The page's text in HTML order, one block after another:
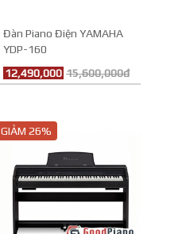
Đàn Piano Điện YAMAHA
YDP-160
12,490,000 15,600,000đ
GIẢM 26%